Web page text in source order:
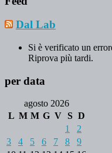
Dal Lab
Si è verificato un
Riprova più tardi.
per data
agosto 2026
L M M G V S D
1
2
3
4 5 6 7 8
9